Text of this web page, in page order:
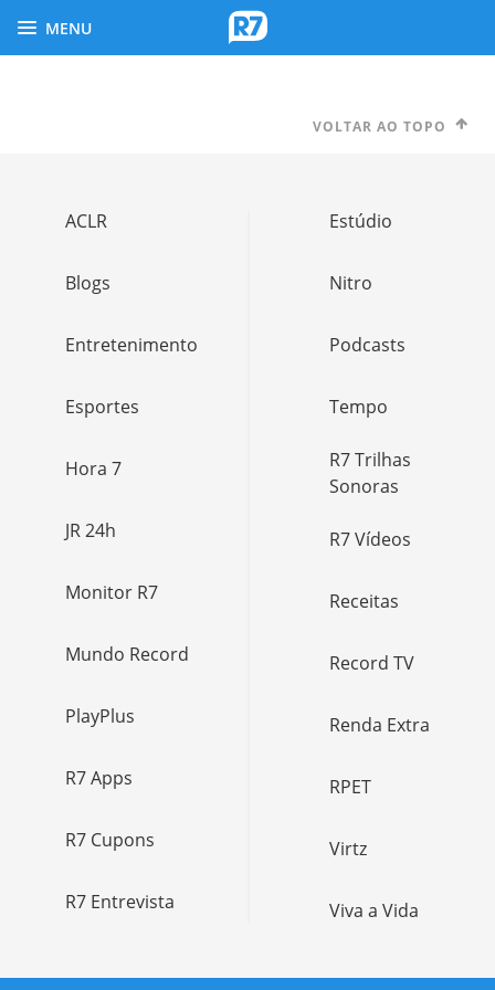
MENU
VOLTAR AO TOPO
ACLR
Blogs
Entretenimento
Esportes
Hora 7
JR 24h
Monitor R7
Mundo Record
PlayPlus
R7 Apps
R7 Cupons
R7 Entrevista
Estúdio
Nitro
Podcasts
Tempo
R7 Trilhas
Sonoras
R7 Vídeos
Receitas
Record TV
Renda Extra
RPET
Virtz
Viva a Vida